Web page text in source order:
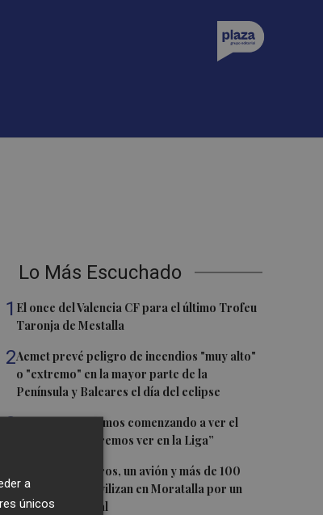
Lo Más Escuchado
1 El once del Valencia CF para el último Trofeu
Taronja de Mestalla
2Aemet prevé peligro de incendios "muy alto"
o "extremo" en la mayor parte de la
Península y Baleares el día del eclipse
3Company: “Estamos comenzando a ver el
equipo que queremos ver en la Liga”
Ocho helicópteros, un avión y más de 100
brigadas se movilizan en Moratalla por un
incendio forestal
a
únicos